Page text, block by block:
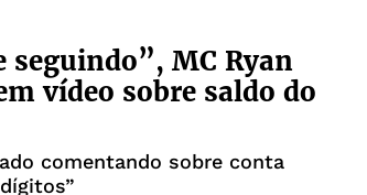
seguindo”, MC Ryan
vídeo sobre saldo do
comentando sobre conta